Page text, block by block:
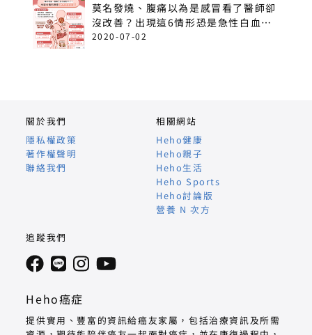
莫名發燒、腹痛以為是感冒看了醫師卻
沒改善？出現這6情形恐是急性白血
病！
2020-07-02
Heho癌症
提供實用、豐富的資訊給癌友家屬，包括治療資訊及所需
關於我們
隱私權政策
著作權聲明
聯絡我們
相關網站
Heho健康
Heho親子
Heho生活
Heho Sports
Heho討論版
營養 N 次方
追蹤我們